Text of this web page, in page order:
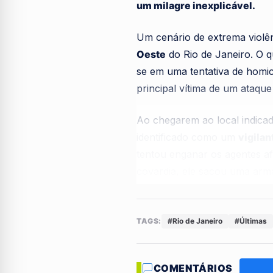
um milagre inexplicável.
Um cenário de extrema
Oeste do Rio de Janeiro. O
se em uma tentativa de
principal vítima de um
Ao chegarem ao local
tentou enganar os agentes
covardia, ele sacou uma
A reação dos policiais foi
TAGS: #Rio de Janeiro #Últimas
COMENTÁRIOS